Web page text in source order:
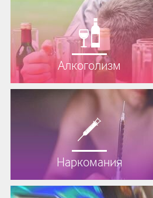
Алкоголизм
Наркомания